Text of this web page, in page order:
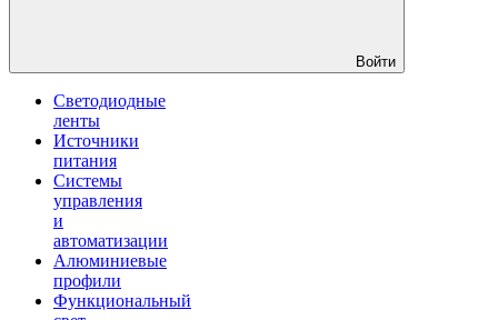
Войти
Светодиодные
ленты
Источники
питания
Системы
управления
и
автоматизации
Алюминиевые
профили
Функциональный